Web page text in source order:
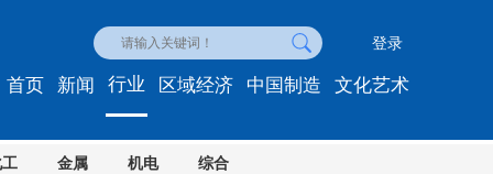
登录
首页 新闻 行业
金属 机电 综合
区域经济 中国制造 文化艺术